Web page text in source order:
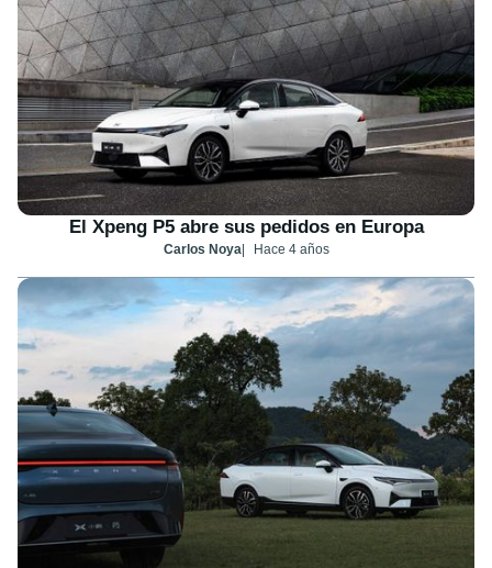
El Xpeng P5 abre sus pedidos en Europa
Carlos Noya Hace 4 años